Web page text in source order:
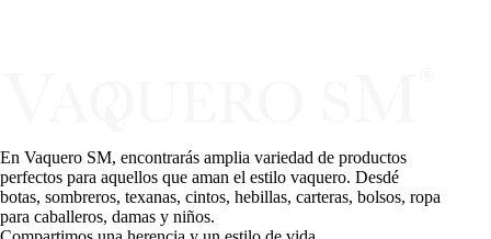
En Vaquero SM, encontrarás amplia variedad de productos
perfectos para aquellos que aman el estilo vaquero. Desdé
botas, sombreros, texanas, cintos, hebillas, carteras, bolsos, ropa
para caballeros, damas y niños.